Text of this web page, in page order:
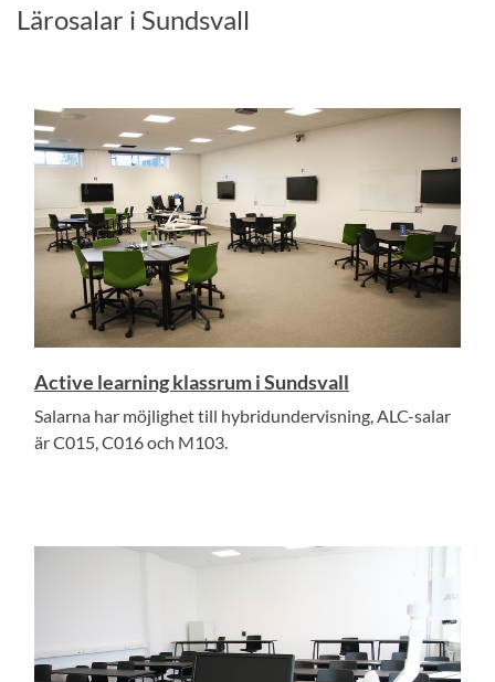
Lärosalar i Sundsvall
Active learning klassrum i Sundsvall
Salarna har möjlighet till hybridundervisning, ALC-salar
är C015, C016 och M103.